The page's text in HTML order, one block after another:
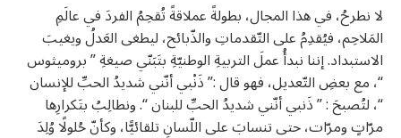
لا نطرحُ، في هذا المجال، بطولةً عملاقةً تُقحِمُ الفردَ في عالَمِ
المَلاحِم، فيُقدِمُ على التّقدماتِ والذّبائح، ليطغى العَدلُ ويغيبَ
الاستبداد. إننا نبدأُ عملَ التربيةِ الوطنيّةِ بتَبَنّي صيغةِ ” بروميثوس
“، مع بعضِ التّعديل، فهو قال :” ذَنْبي أنّني شديدُ الحبِّ للإنسان
“، لتُصبحَ : ” ذَنبي أنّني شديدُ الحبِّ للبنان “. ونطالِبُ بتَكرارِها
مرّاتٍ ومرّات، حتى تنسابَ على اللّسانِ تلقائيًّا، وكأنّ حُلولًا وُلِدَ